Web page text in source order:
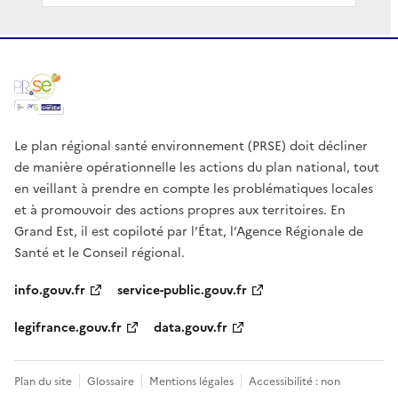
Le plan régional santé environnement (PRSE) doit décliner
de manière opérationnelle les actions du plan national, tout
en veillant à prendre en compte les problématiques locales
et à promouvoir des actions propres aux territoires. En
Grand Est, il est copiloté par l’État, l’Agence Régionale de
Santé et le Conseil régional.
info.gouv.fr
service-public.gouv.fr
legifrance.gouv.fr
data.gouv.fr
Plan du site Glossaire Mentions légales Accessibilité : non